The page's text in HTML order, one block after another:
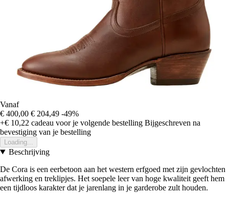
Vanaf
€ 400,00 € 204,49 -49%
+€ 10,22 cadeau voor je volgende bestelling Bijgeschreven na
bevestiging van je bestelling
Loading...
Beschrijving
De Cora is een eerbetoon aan het western erfgoed met zijn gevlochten
afwerking en treklipjes. Het soepele leer van hoge kwaliteit geeft hem
een tijdloos karakter dat je jarenlang in je garderobe zult houden.